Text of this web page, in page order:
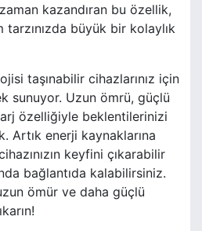
kazandıran bu özellik,
büyük bir kolaylık
taşınabilir cihazlarınız için
sunuyor. Uzun ömrü, güçlü
özelliğiyle beklentilerinizi
Artık enerji kaynaklarına
keyfini çıkarabilir
bağlantıda kalabilirsiniz.
ömür ve daha güçlü